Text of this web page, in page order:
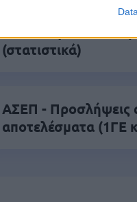
(στατιστικά)
ΑΣΕΠ - Προσλήψεις
αποτελέσματα (1ΓΕ